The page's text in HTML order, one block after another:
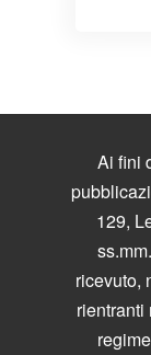
Ai fini
129,
ricevuto,
rientranti